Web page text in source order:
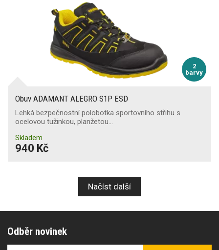
2
barvy
Obuv ADAMANT ALEGRO S1P ESD
Lehká bezpečnostní polobotka sportovního střihu s
ocelovou tužinkou, planžetou…
Skladem
940 Kč
Načíst další
Odběr novinek